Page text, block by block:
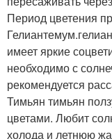
Период цветения
имеет яркие
необходимо с
рекомендуется
Тимьян тимьян
цветами. Любит
холода и летнюю